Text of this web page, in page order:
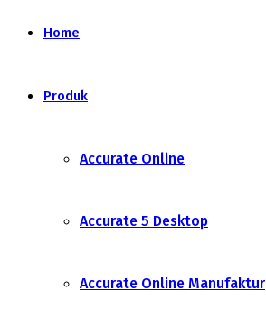
Home
Produk
Accurate Online
Accurate 5 Desktop
Accurate Online Manufaktur